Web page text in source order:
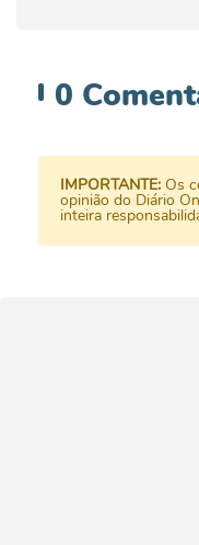
0
IMPORTANTE: Os
opinião do Diário
inteira